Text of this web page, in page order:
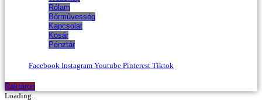
Rólam
Bőrművesség
Kapcsolat
Kosár
Pénztár
Facebook Instagram Youtube Pinterest Tiktok
Raktáron
Loading...